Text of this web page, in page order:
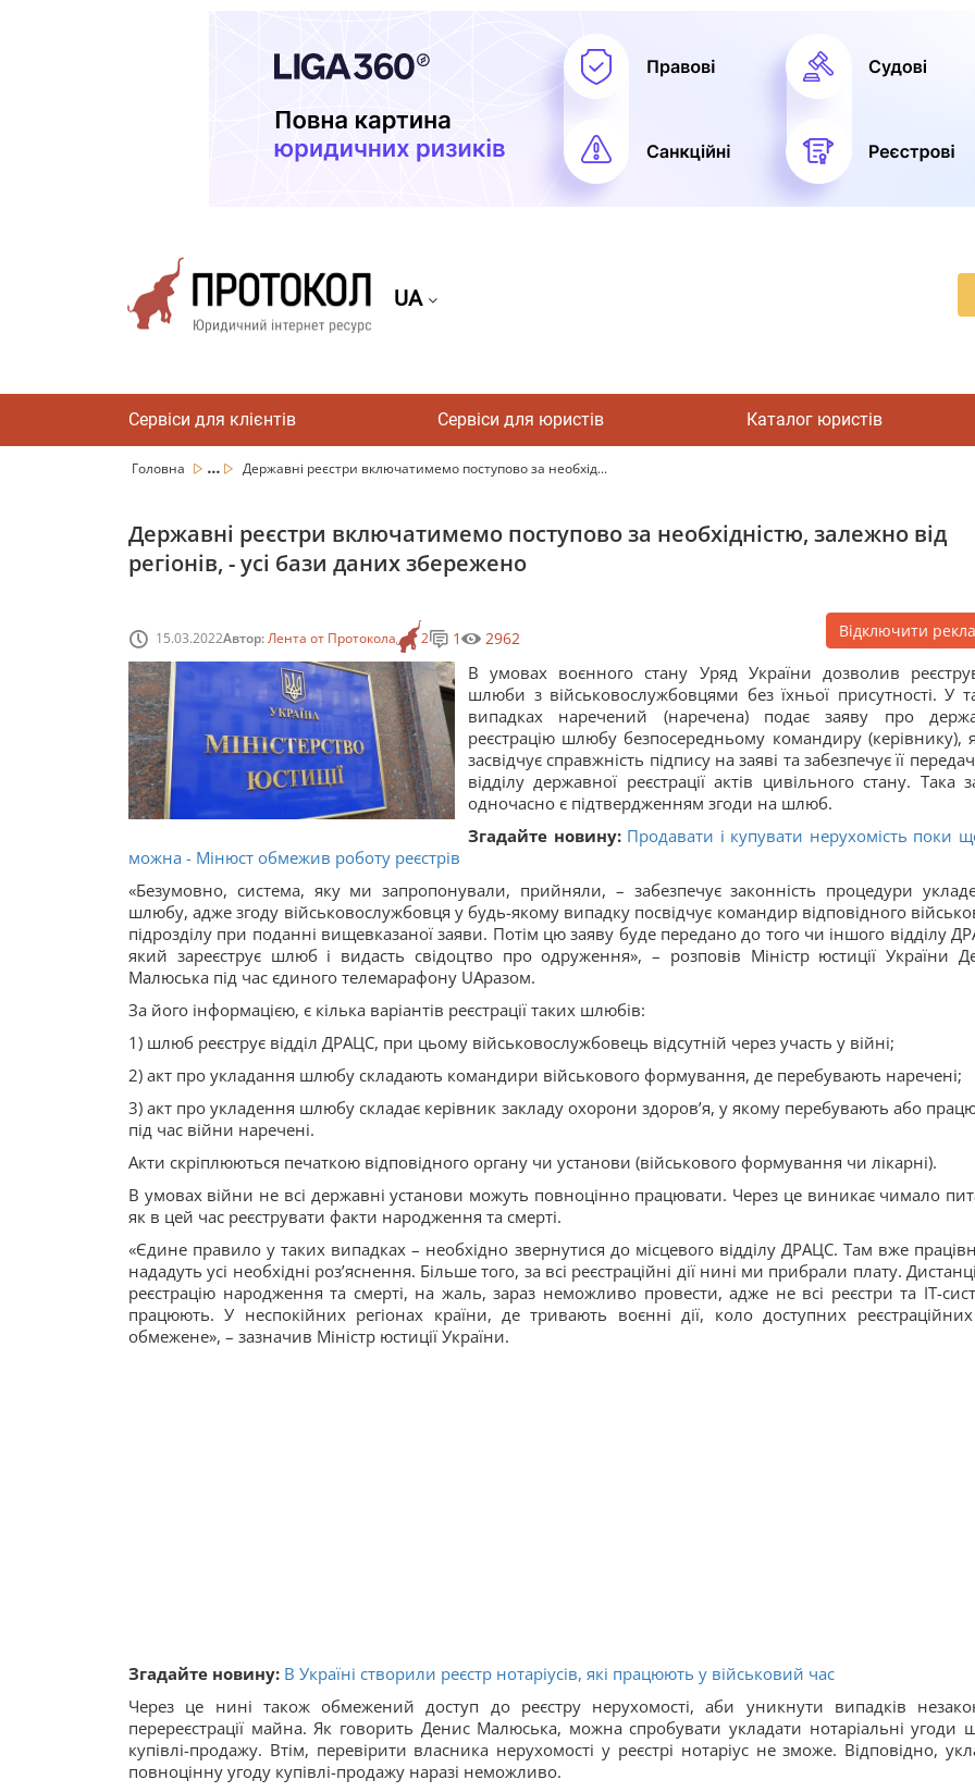
UA
Сервіси для клієнтів Сервіси для юристів Каталог юристів
Головна ... Державні реєстри включатимемо поступово за необхід...
Державні реєстри включатимемо поступово за необхідністю, залежно від
регіонів, - усі бази даних збережено
15.03.2022Автор:Лента от Протокола 2 1 2962 Відключити
В умовах воєнного стану Уряд України дозволив
шлюби з військовослужбовцями без їхньої присутності. У
випадках наречений (наречена) подає заяву про
реєстрацію шлюбу безпосередньому командиру (керівнику),
засвідчує справжність підпису на заяві та забезпечує її
відділу державної реєстрації актів цивільного стану. Така
одночасно є підтвердженням згоди на шлюб.
Згадайте новину: Продавати і купувати нерухомість поки
можна - Мінюст обмежив роботу реєстрів
«Безумовно, система, яку ми запропонували, прийняли, – забезпечує законність процедури
шлюбу, адже згоду військовослужбовця у будь-якому випадку посвідчує командир відповідного
підрозділу при поданні вищевказаної заяви. Потім цю заяву буде передано до того чи іншого відділу
який зареєструє шлюб і видасть свідоцтво про одруження», – розповів Міністр юстиції України
Малюська під час єдиного телемарафону UAразом.
За його інформацією, є кілька варіантів реєстрації таких шлюбів:
1) шлюб реєструє відділ ДРАЦС, при цьому військовослужбовець відсутній через участь у війні;
2) акт про укладання шлюбу складають командири військового формування, де перебувають наречені;
3) акт про укладення шлюбу складає керівник закладу охорони здоров’я, у якому перебувають або
під час війни наречені.
Акти скріплюються печаткою відповідного органу чи установи (військового формування чи лікарні).
В умовах війни не всі державні установи можуть повноцінно працювати. Через це виникає чимало
як в цей час реєструвати факти народження та смерті.
«Єдине правило у таких випадках – необхідно звернутися до місцевого відділу ДРАЦС. Там вже
нададуть усі необхідні роз’яснення. Більше того, за всі реєстраційні дії нині ми прибрали плату.
реєстрацію народження та смерті, на жаль, зараз неможливо провести, адже не всі реєстри та ІТ-
працюють. У неспокійних регіонах країни, де тривають воєнні дії, коло доступних
обмежене», – зазначив Міністр юстиції України.
Згадайте новину: В Україні створили реєстр нотаріусів, які працюють у військовий час
Через це нині також обмежений доступ до реєстру нерухомості, аби уникнути випадків
перереєстрації майна. Як говорить Денис Малюська, можна спробувати укладати нотаріальні угоди
купівлі-продажу. Втім, перевірити власника нерухомості у реєстрі нотаріус не зможе. Відповідно,
повноцінну угоду купівлі-продажу наразі неможливо.